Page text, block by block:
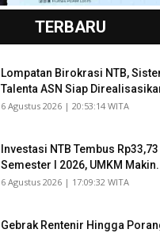
TERBARU
Lompatan Birokrasi NTB,
Talenta ASN Siap
​6 Agustus 2026 | 20:53:14 WITA
Investasi NTB Tembus
Semester I 2026, UMKM
​6 Agustus 2026 | 17:09:32 WITA
Gebrak Rentenir Hingga